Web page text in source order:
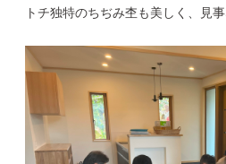
トチ独特のちぢみ杢も美しく、見